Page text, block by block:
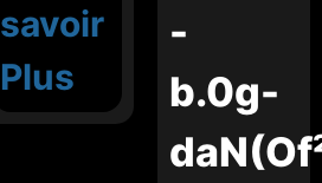
savoir
Plus
-
b.0g-